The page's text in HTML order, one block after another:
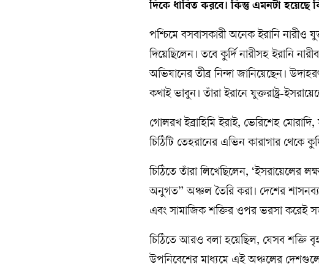
দিকে ধাবিত করবে। কিন্তু এমনটা হয়েছে
পশ্চিমে বসবাসকারী অনেক ইরানি নারীও
দিয়েছিলেন। তবে কুর্দি নারীসহ ইরানি
অভিযানের তীব্র নিন্দা জানিয়েছেন।
কথাই ভাবুন। তাঁরা ইরানে যুক্তরাষ্ট্র-
গোলরখ ইব্রাহিমি ইরাই, ভেরিশেহ
চিঠিটি তেহরানের এভিন কারাগার থেকে
চিঠিতে তাঁরা লিখেছিলেন, ‘ইসরায়েলের
অনুগত” অঞ্চল তৈরি করা। দেশের
এবং সামাজিক শক্তির ওপর ভরসা করেই
চিঠিতে আরও বলা হয়েছিল, যেসব শক্তি
উপনিবেশের মাধ্যমে এই অঞ্চলের